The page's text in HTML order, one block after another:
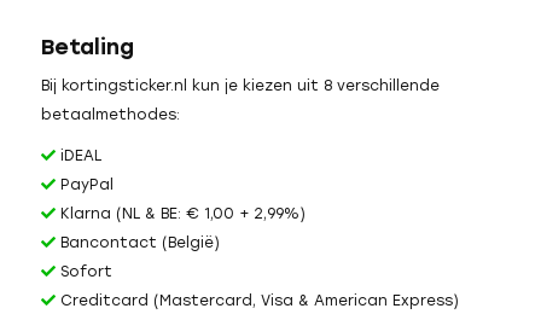
Betaling
Bij kortingsticker.nl kun je kiezen uit 8 verschillende
betaalmethodes:
iDEAL
PayPal
Klarna (NL & BE: € 1,00 + 2,99%)
Bancontact (België)
Sofort
Creditcard (Mastercard, Visa & American Express)